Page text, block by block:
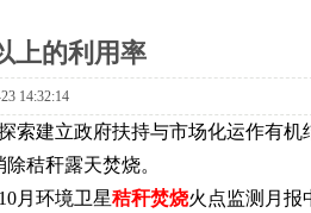
上的利用率
14:32:14
索建立政府扶持与市场化运作有机
秸秆露天焚烧。
月环境卫星秸秆焚烧火点监测月报